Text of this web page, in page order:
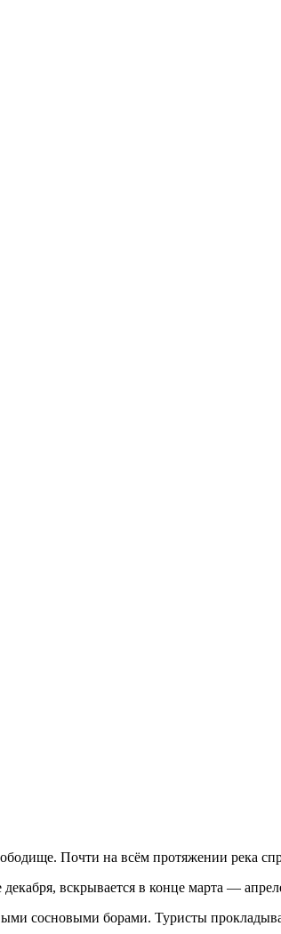
Почти на всём протяжении река
вскрывается в конце марта —
сосновыми борами. Туристы